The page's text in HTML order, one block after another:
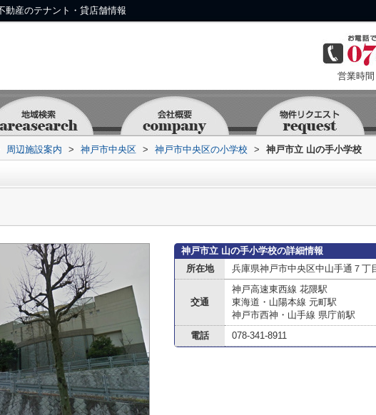
動産のテナント・貸店舗情報
営業時
周辺施設案内 > 神戸市中央区 > 神戸市中央区の小学校 > 神戸市立 山の手小学校
神戸市立 山の手小学校の詳細情報
所在地
兵庫県神戸市中央区中山手通７丁
交通
神戸高速東西線 花隈駅
東海道・山陽本線 元町駅
神戸市西神・山手線 県庁前駅
電話
078-341-8911